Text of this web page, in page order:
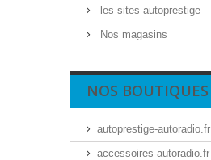
les sites autoprestige
Nos magasins
NOS BOUTIQUES
autoprestige-autoradio.fr
accessoires-autoradio.fr